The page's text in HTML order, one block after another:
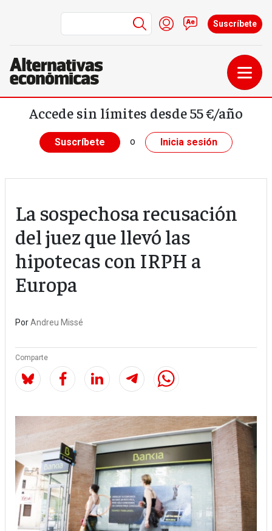
Pasar al contenido principal
Menú de cuenta de
Iniciar sesión
Contacto
Suscríbete
Accede sin límites desde 55 €/año
Suscríbete o Inicia sesión
La sospechosa recusación
del juez que llevó las
hipotecas con IRPH a
Europa
PorAndreu Missé
Comparte